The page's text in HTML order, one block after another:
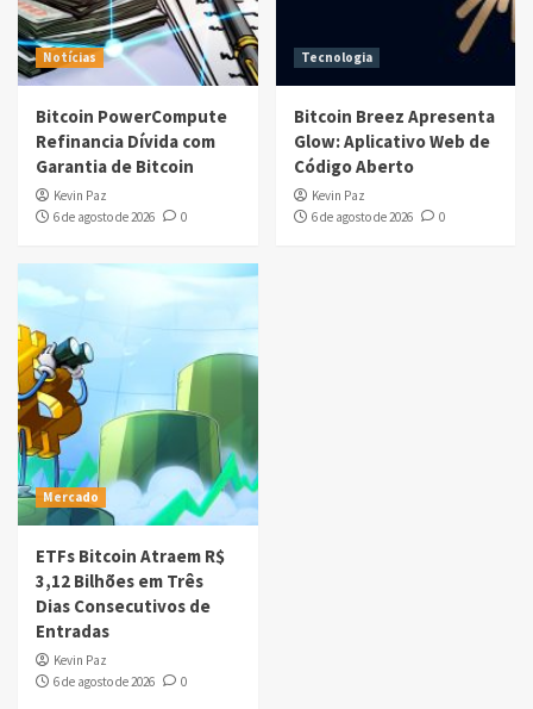
Notícias
Bitcoin PowerCompute
Refinancia Dívida com
Garantia de Bitcoin
Kevin Paz
6 de agosto de 2026
0
Tecnologia
Bitcoin Breez Apresenta
Glow: Aplicativo Web de
Código Aberto
Kevin Paz
6 de agosto de 2026
0
Mercado
ETFs Bitcoin Atraem R$
3,12 Bilhões em Três
Dias Consecutivos de
Entradas
Kevin Paz
6 de agosto de 2026
0